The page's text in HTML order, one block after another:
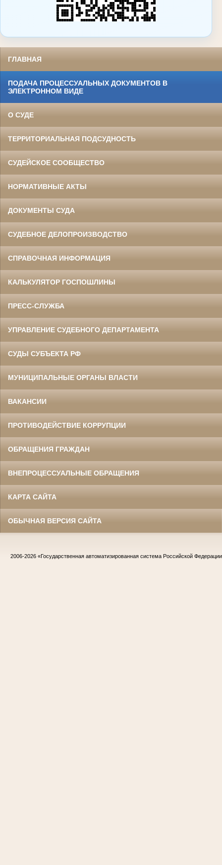
ГЛАВНАЯ
ПОДАЧА ПРОЦЕССУАЛЬНЫХ ДОКУМЕНТОВ В
ЭЛЕКТРОННОМ ВИДЕ
О СУДЕ
ТЕРРИТОРИАЛЬНАЯ ПОДСУДНОСТЬ
СУДЕЙСКОЕ СООБЩЕСТВО
НОРМАТИВНЫЕ АКТЫ
ДОКУМЕНТЫ СУДА
СУДЕБНОЕ ДЕЛОПРОИЗВОДСТВО
СПРАВОЧНАЯ ИНФОРМАЦИЯ
КАЛЬКУЛЯТОР ГОСПОШЛИНЫ
ПРЕСС-СЛУЖБА
УПРАВЛЕНИЕ СУДЕБНОГО ДЕПАРТАМЕНТА
СУДЫ СУБЪЕКТА РФ
МУНИЦИПАЛЬНЫЕ ОРГАНЫ ВЛАСТИ
ВАКАНСИИ
ПРОТИВОДЕЙСТВИЕ КОРРУПЦИИ
ОБРАЩЕНИЯ ГРАЖДАН
ВНЕПРОЦЕССУАЛЬНЫЕ ОБРАЩЕНИЯ
КАРТА САЙТА
ОБЫЧНАЯ ВЕРСИЯ САЙТА
2006-2026 «Государственная автоматизированная система Российской